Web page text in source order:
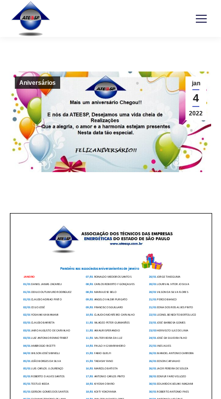
jan
4
2022
Aniversários